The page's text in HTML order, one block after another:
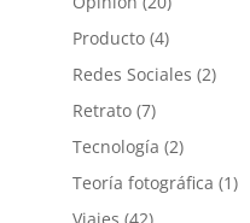
Producto(4)
Redes Sociales (2)
Retrato(7)
Tecnología (2)
Teoría fotográfica (1)